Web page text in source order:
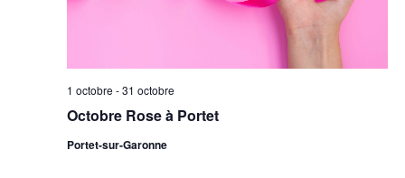
Octobre Rose à Portet
1 octobre -31 octobre
Portet-sur-Garonne